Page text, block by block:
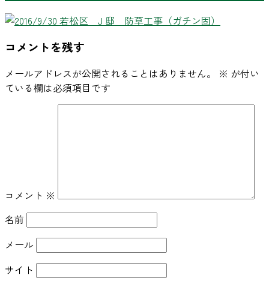
コメントを残す
メールアドレスが公開されることはありません。 ※ が付い
ている欄は必須項目です
コメント ※
名前
メール
サイト